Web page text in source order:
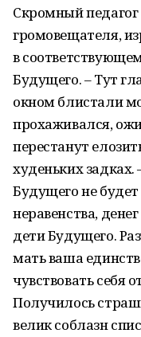
Скромный педагог
громовещателя,
в
Будущего. – Тут
окном блистали
прохаживался,
перестанут
худеньких задках.
Будущего не
неравенства,
дети Будущего.
мать ваша
чувствовать себя
Получилось
велик соблазн